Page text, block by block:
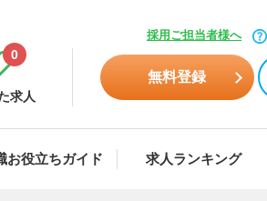
採用ご担当者様へ
求人
0
無料登録
お役立ちガイド 求人ランキング